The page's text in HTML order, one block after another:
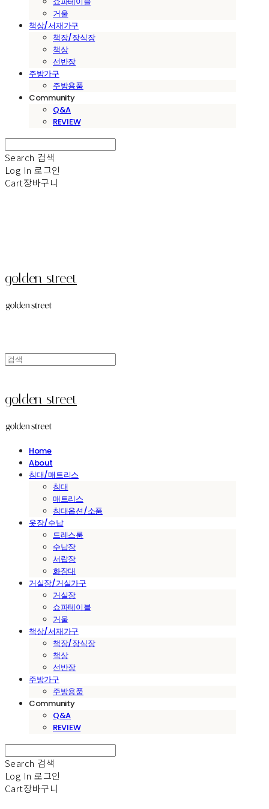
거울
책상/서재가구
책장/장식장
책상
선반장
주방가구
주방용품
Community
Q&A
REVIEW
Search 검색
Log In 로그인
Cart장바구니
golden street
golden street
Home
About
침대/매트리스
침대
매트리스
침대옵션/소품
옷장/수납
드레스룸
수납장
서랍장
화장대
거실장/거실가구
거실장
쇼파테이블
거울
책상/서재가구
책장/장식장
책상
선반장
주방가구
주방용품
Community
Q&A
REVIEW
Search 검색
Log In 로그인
Cart장바구니